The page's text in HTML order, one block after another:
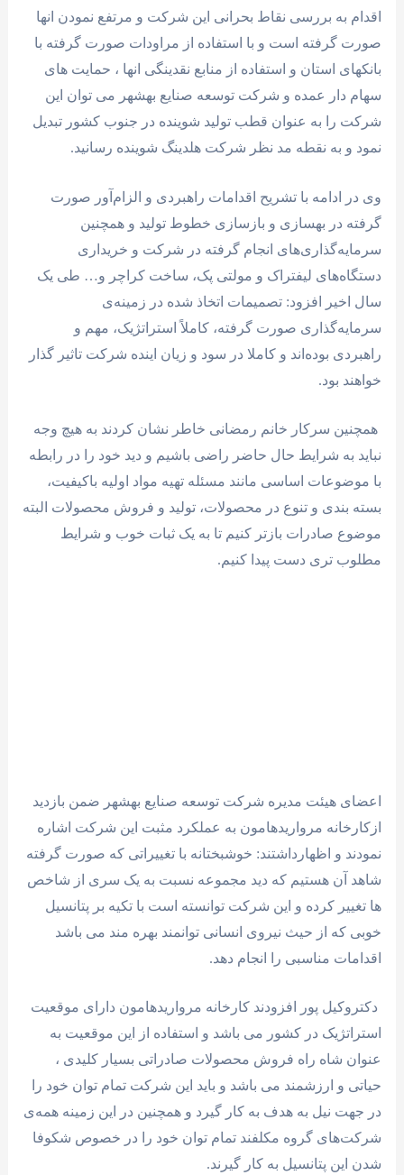
اقدام به بررسی نقاط بحرانی این شرکت و مرتفع نمودن انها
صورت گرفته است و با استفاده از مراودات صورت گرفته با
بانکهای استان و استفاده از منابع نقدینگی انها ، حمایت های
سهام دار عمده و شرکت توسعه صنایع بهشهر می توان این
شرکت را به عنوان قطب تولید شوینده در جنوب کشور تبدیل
نمود و به نقطه مد نظر شرکت هلدینگ شوینده رسانید.
وی در ادامه با تشریح اقدامات راهبردی و الزام‌آور صورت
گرفته در بهسازی و بازسازی خطوط تولید و همچنین
سرمایه‌گذاری‌های انجام گرفته در شرکت‌ و خریداری
دستگاه‌های‌ لیفتراک و مولتی پک، ساخت کراچر و… طی یک
سال اخیر افزود: تصمیمات اتخاذ شده در زمینه‌ی
سرمایه‌گذاری صورت گرفته، کاملاً استراتژیک، مهم و
راهبردی بوده‌اند و کاملا در سود و زیان اینده شرکت تاثیر گذار
خواهند بود.
همچنین سرکار خانم رمضانی خاطر نشان کردند به هیچ وجه
نباید به شرایط حال حاضر راضی باشیم و دید خود را در رابطه
با موضوعات اساسی مانند مسئله تهیه مواد اولیه باکیفیت،
بسته بندی و تنوع در محصولات، تولید و فروش محصولات البته
موضوع صادرات بازتر کنیم تا به یک ثبات خوب و شرایط
مطلوب تری دست پیدا کنیم.
اعضای هیئت مدیره شرکت توسعه صنایع بهشهر ضمن بازدید
ازکارخانه مرواریدهامون به عملکرد مثبت این شرکت اشاره
نمودند و اظهارداشتند: خوشبختانه با تغییراتی که صورت گرفته
شاهد آن هستیم که دید مجموعه نسبت به یک سری از شاخص
ها تغییر کرده و این شرکت توانسته است با تکیه بر پتانسیل
خوبی که از حیث نیروی انسانی توانمند بهره مند می باشد
اقدامات مناسبی را انجام دهد.
دکتروکیل پور افزودند کارخانه مرواریدهامون دارای موقعیت
استراتژیک در کشور می باشد و استفاده از این موقعیت به
عنوان شاه راه فروش محصولات صادراتی بسیار کلیدی ،
حیاتی و ارزشمند می باشد و باید این شرکت تمام توان خود را
در جهت نیل به هدف به کار گیرد و همچنین در این زمینه همه‌ی
شرکت‌های گروه مکلفند تمام توان خود را در خصوص شکوفا
شدن این پتانسیل به کار گیرند.